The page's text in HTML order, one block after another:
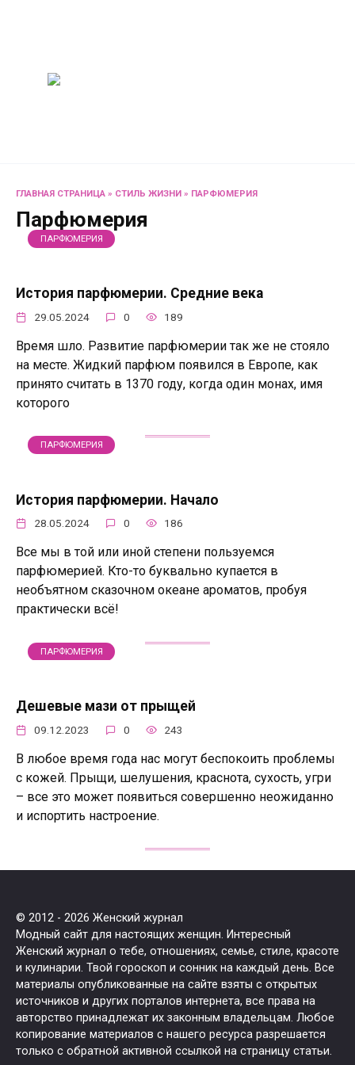
ГЛАВНАЯ СТРАНИЦА » СТИЛЬ ЖИЗНИ » ПАРФЮМЕРИЯ
Парфюмерия
ПАРФЮМЕРИЯ
История парфюмерии. Средние века
29.05.2024 0 189
Время шло. Развитие парфюмерии так же не стояло
на месте. Жидкий парфюм появился в Европе, как
принято считать в 1370 году, когда один монах, имя
которого
ПАРФЮМЕРИЯ
История парфюмерии. Начало
28.05.2024 0 186
Все мы в той или иной степени пользуемся
парфюмерией. Кто-то буквально купается в
необъятном сказочном океане ароматов, пробуя
практически всё!
ПАРФЮМЕРИЯ
Дешевые мази от прыщей
09.12.2023 0 243
В любое время года нас могут беспокоить проблемы
с кожей. Прыщи, шелушения, краснота, сухость, угри
– все это может появиться совершенно неожиданно
и испортить настроение.
© 2012 - 2026 Женский журнал
Модный сайт для настоящих женщин. Интересный
Женский журнал о тебе, отношениях, семье, стиле, красоте
и кулинарии. Твой гороскоп и сонник на каждый день. Все
материалы опубликованные на сайте взяты с открытых
источников и других порталов интернета, все права на
авторство принадлежат их законным владельцам. Любое
копирование материалов с нашего ресурса разрешается
только с обратной активной ссылкой на страницу статьи.